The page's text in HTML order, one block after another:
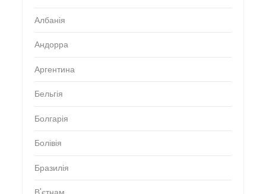
Албанія
Андорра
Аргентина
Бельгія
Болгарія
Болівія
Бразилія